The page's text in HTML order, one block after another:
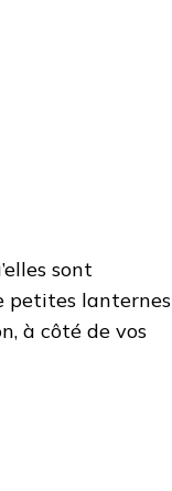
sont
petites lanternes
à côté de vos